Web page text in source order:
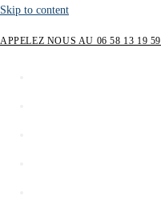
Skip to content
APPELEZ NOUS AU 06 58 13 19 59